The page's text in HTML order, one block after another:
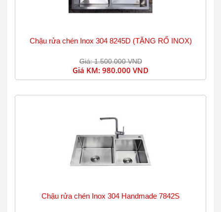
Chậu rửa chén Inox 304 8245D (TẶNG RỔ INOX)
Giá: 1.500.000 VND
Giá KM: 980.000 VND
Chậu rửa chén Inox 304 Handmade 7842S